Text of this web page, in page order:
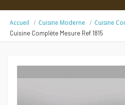
Accueil Cuisine Moderne Cuisine
Cuisine Complète Mesure Ref 1815